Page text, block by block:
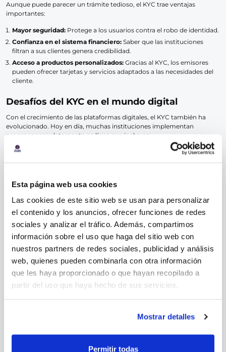
Esta página web usa cookies
Las cookies de este sitio web se usan para personalizar
el contenido y los anuncios, ofrecer funciones de redes
sociales y analizar el tráfico. Además, compartimos
información sobre el uso que haga del sitio web con
nuestros partners de redes sociales, publicidad y análisis
web, quienes pueden combinarla con otra información
que les haya proporcionado o que hayan recopilado a
partir del uso que haya hecho de sus servicios.
Mostrar detalles
Permitir todas
Aunque puede parecer un trámite tedioso, el KYC trae ventajas
importantes:
Mayor seguridad: Protege a los usuarios contra el robo de identidad.
Confianza en el sistema financiero: Saber que las instituciones
filtran a sus clientes genera credibilidad.
Acceso a productos personalizados: Gracias al KYC, los emisores
pueden ofrecer tarjetas y servicios adaptados a las necesidades del
cliente.
Desafíos del KYC en el mundo digital
Con el crecimiento de las plataformas digitales, el KYC también ha
evolucionado. Hoy en día, muchas instituciones implementan
procesos completamente en línea que incluyen:
Subir documentos escaneados o fotografías.
inconsistencias.
Aunque esto facilita el proceso, también plantea retos en términos de
protección de datos personales, lo que hace imprescindible elegir
instituciones financieras confiables.
El compromiso de Juzt con el KYC
Nuestro proceso KYC es sencillo, rápido y seguro, garantizando que
cumplimos con todas las normativas mexicanas mientras protegemos
tu información.
Aseguramos que nadie pueda suplantar tu
mantener tu información segura.